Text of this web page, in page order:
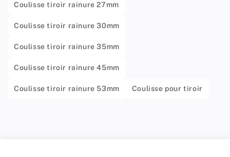
Coulisse tiroir rainure 27mm
Coulisse tiroir rainure 30mm
Coulisse tiroir rainure 35mm
Coulisse tiroir rainure 45mm
Coulisse tiroir rainure 53mm Coulisse pour tiroir